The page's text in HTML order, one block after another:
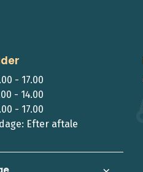
- 17.00
- 14.00
- 17.00
Efter aftale